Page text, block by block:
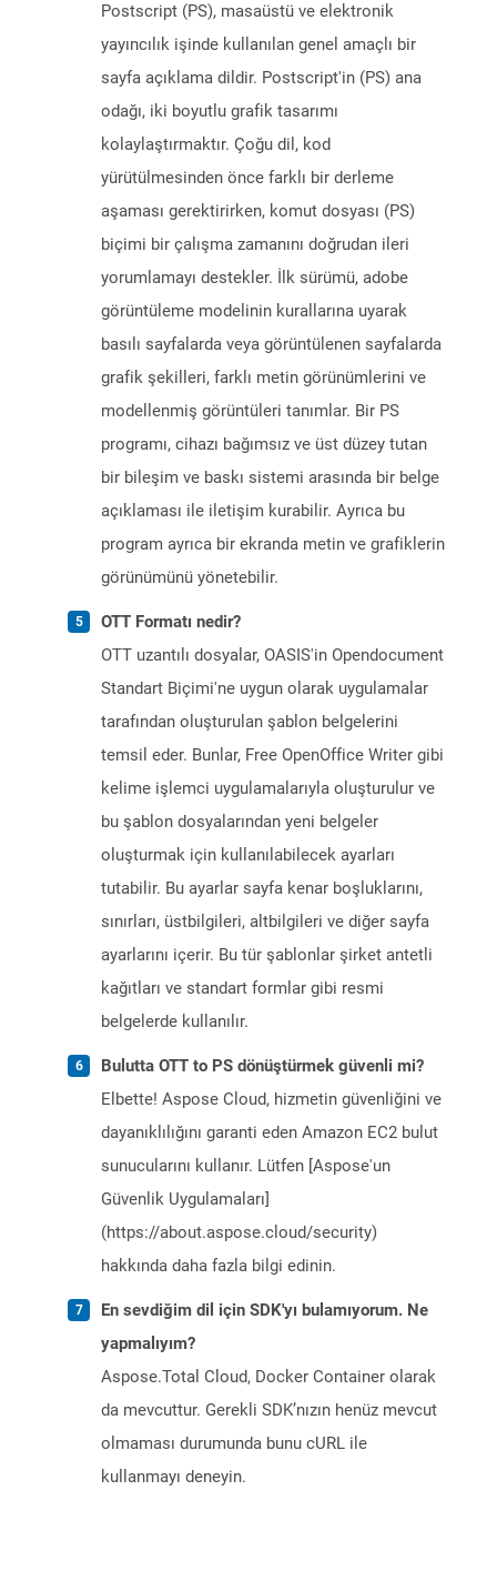
Postscript (PS), masaüstü ve elektronik
yayıncılık işinde kullanılan genel amaçlı bir
sayfa açıklama dildir. Postscript'in (PS) ana
odağı, iki boyutlu grafik tasarımı
kolaylaştırmaktır. Çoğu dil, kod
yürütülmesinden önce farklı bir derleme
aşaması gerektirirken, komut dosyası (PS)
biçimi bir çalışma zamanını doğrudan ileri
yorumlamayı destekler. İlk sürümü, adobe
görüntüleme modelinin kurallarına uyarak
basılı sayfalarda veya görüntülenen sayfalarda
grafik şekilleri, farklı metin görünümlerini ve
modellenmiş görüntüleri tanımlar. Bir PS
programı, cihazı bağımsız ve üst düzey tutan
bir bileşim ve baskı sistemi arasında bir belge
açıklaması ile iletişim kurabilir. Ayrıca bu
program ayrıca bir ekranda metin ve grafiklerin
görünümünü yönetebilir.
OTT Formatı nedir?
OTT uzantılı dosyalar, OASIS'in Opendocument
Standart Biçimi'ne uygun olarak uygulamalar
tarafından oluşturulan şablon belgelerini
temsil eder. Bunlar, Free OpenOffice Writer gibi
kelime işlemci uygulamalarıyla oluşturulur ve
bu şablon dosyalarından yeni belgeler
oluşturmak için kullanılabilecek ayarları
tutabilir. Bu ayarlar sayfa kenar boşluklarını,
sınırları, üstbilgileri, altbilgileri ve diğer sayfa
ayarlarını içerir. Bu tür şablonlar şirket antetli
kağıtları ve standart formlar gibi resmi
belgelerde kullanılır.
Bulutta OTT to PS dönüştürmek güvenli mi?
Elbette! Aspose Cloud, hizmetin güvenliğini ve
dayanıklılığını garanti eden Amazon EC2 bulut
sunucularını kullanır. Lütfen [Aspose'un
Güvenlik Uygulamaları]
(https://about.aspose.cloud/security)
hakkında daha fazla bilgi edinin.
En sevdiğim dil için SDK'yı bulamıyorum. Ne
yapmalıyım?
Aspose.Total Cloud, Docker Container olarak
da mevcuttur. Gerekli SDK’nızın henüz mevcut
olmaması durumunda bunu cURL ile
kullanmayı deneyin.